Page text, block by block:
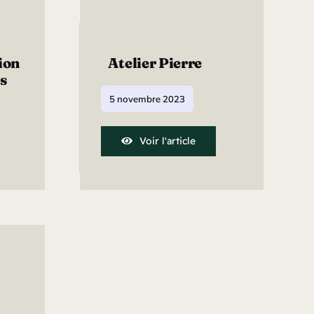
Atelier Pierre
5 novembre 2023
Voir l'article